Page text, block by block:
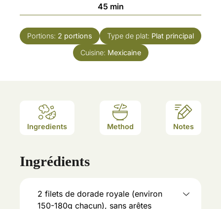
45 min
Portions: 2 portions Type de plat: Plat principal
Cuisine: Mexicaine
Ingredients Method Notes
Ingrédients
2 filets de dorade royale (environ
150-180g chacun), sans arêtes